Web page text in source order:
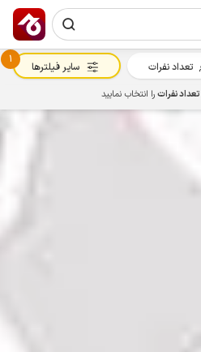
تعداد نفرات
1
سایر فیلترها
تعداد نفراترا انتخاب نمایید